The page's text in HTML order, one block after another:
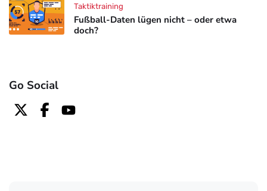
Fußball-Daten lügen nicht – oder etwa
doch?
Taktiktraining
Go Social